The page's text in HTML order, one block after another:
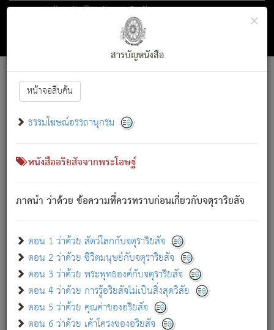
ตอน 1 ว่าด้วย สัตว์โลกกับจตุราริยสัจ
สารบัญ×
สารบัญหนังสือ
หน้าจอสืบค้น
ธรรมโฆษณ์อรรถานุกรม
หนังสืออริยสัจจากพระโอษฐ์
ภาคนำ ว่าด้วย ข้อความที่ควรทราบก่อนเกี่ยวกับจตุราริยสัจ
ตอน 1 ว่าด้วย สัตว์โลกกับจตุราริยสัจ
ตอน 2 ว่าด้วย ชีวิตมนุษย์กับจตุราริยสัจ
ตอน 3 ว่าด้วย พระพุทธองค์กับจตุราริยสัจ
ตอน 4 ว่าด้วย การรู้อริยสัจไม่เป็นสิ่งสุดวิสัย
ตอน 5 ว่าด้วย คุณค่าของอริยสัจ
ตอน 6 ว่าด้วย เค้าโครงของอริยสัจ
Font :15 ]||
สัตว์โลกนี้ เกิดความเดือดร้อนแล้ว มีผัสสะบังหน้า
เขาสำคัญสิ่งใด โดยความเป็นประการใด แต่สิ่งนั้นย่อมเป็น
(ตามที่เป็นจริง) โดยประการอื่นจากที่เขาสำคัญนั้น
สัตว์โลกติดข้องอยู่ในภพ ถูกภพบังหน้าแล้ว มีภพโดยความ
เป็นอย่างอื่น (จากที่มันเป็นอยู่จริง) จึงได้เพลิดเพลินยิ่งนักในภพ
เขาเพลิดเพลินยิ่งนักในสิ่งใด สิ่งนั้นเป็นภัย (ที่เขาไม่รู้จัก)
เขากลัวต่อสิ่งใดสิ่งนั้นเป็นทุกข์
พรหมจรรย์นี้ อันบุคคลย่อมประพฤติ ก็เพื่อการละขาดซึ่ง
ภพ.
สมณะหรือพราหมณ์เหล่าใด กล่าวความหลุดพ้นจากภพว่า
มีได้เพราะภพ เรากล่าวว่า สมณะหรือพราหมณ์ทั้งปวงนั้น